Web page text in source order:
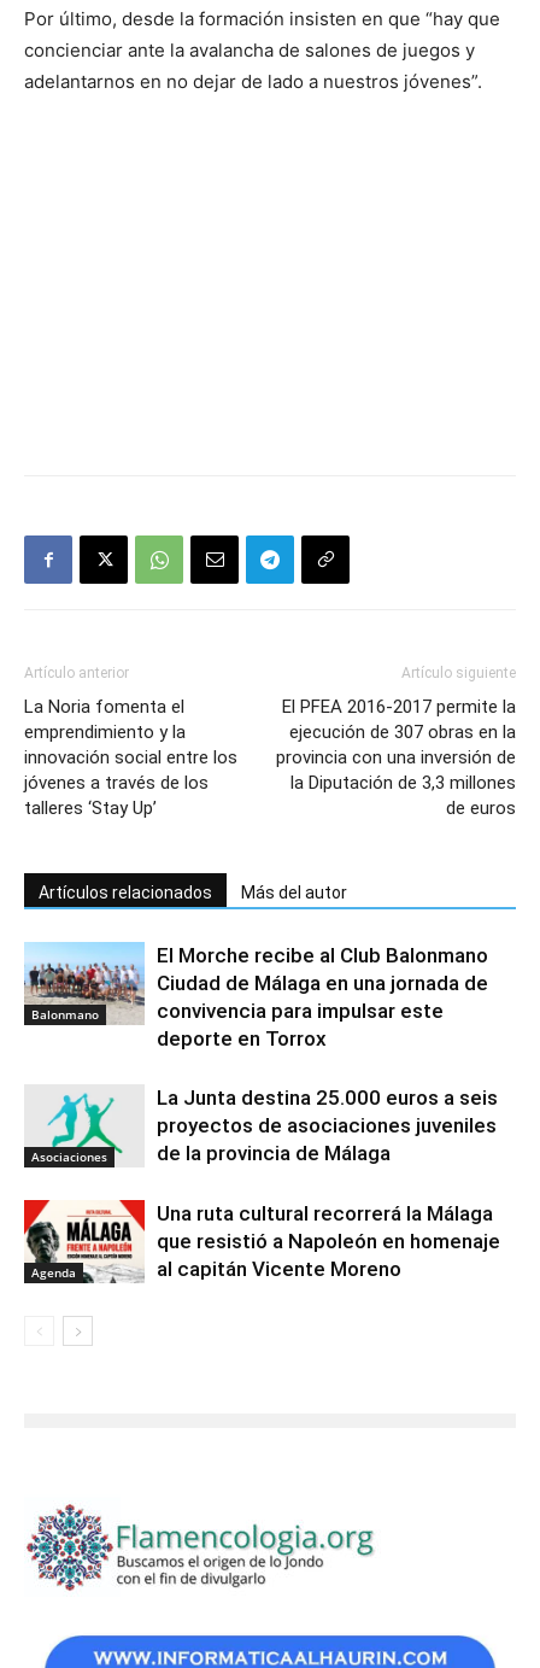
Por último, desde la formación insisten en que “hay que
concienciar ante la avalancha de salones de juegos y
adelantarnos en no dejar de lado a nuestros jóvenes”.
Artículo anterior
La Noria fomenta el
emprendimiento y la
innovación social entre los
jóvenes a través de los
talleres ‘Stay Up’
Artículo siguiente
El PFEA 2016-2017 permite la
ejecución de 307 obras en la
provincia con una inversión de
la Diputación de 3,3 millones
de euros
Artículos relacionados Más del autor
Balonmano
El Morche recibe al Club Balonmano
Ciudad de Málaga en una jornada de
convivencia para impulsar este
deporte en Torrox
Asociaciones
La Junta destina 25.000 euros a seis
proyectos de asociaciones juveniles
de la provincia de Málaga
Agenda
Una ruta cultural recorrerá la Málaga
que resistió a Napoleón en homenaje
al capitán Vicente Moreno